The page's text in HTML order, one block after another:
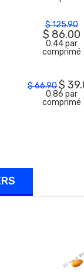
$125.90
$ 86.00
0.44 par
comprimé
$66.90$
0.86 par
comprimé